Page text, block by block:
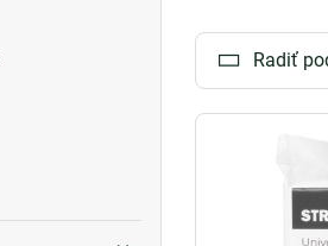
Zakrývacia
účinnú
rôznym
ľahká
Radiť